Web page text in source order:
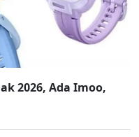
2026, Ada Imoo,